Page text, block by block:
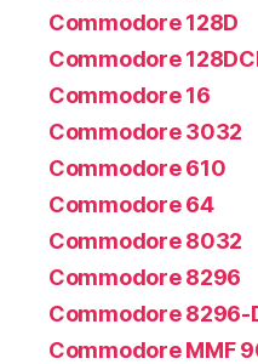
Commodore 128D
Commodore
Commodore 16
Commodore 3032
Commodore 610
Commodore 64
Commodore 8032
Commodore 8296
Commodore 8296-
Commodore MMF